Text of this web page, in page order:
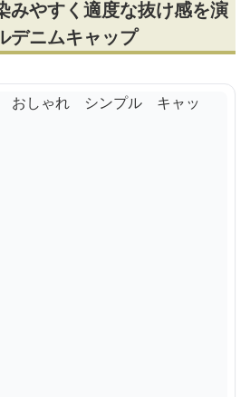
みやすく適度な抜け感を演
デニムキャップ